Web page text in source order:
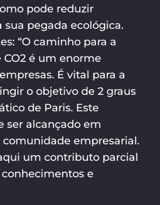
pode reduzir
pegada ecológica.
“O caminho para a
é um enorme
É vital para a
o objetivo de 2 graus
de Paris. Este
ser alcançado em
empresarial.
um contributo parcial
e